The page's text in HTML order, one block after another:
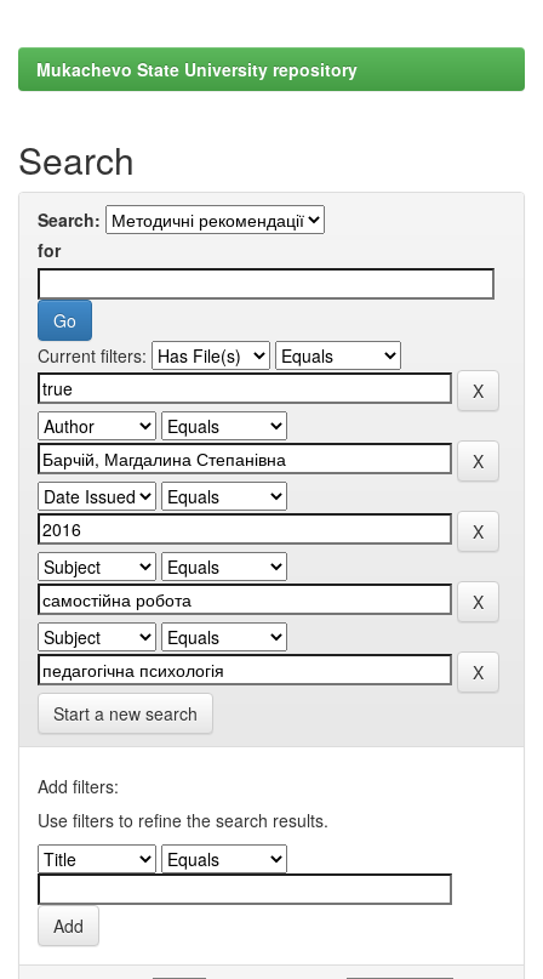
Mukachevo State University repository
Search
Search:
for
Current filters:
Start a new search
Add filters:
Use filters to refine the search results.